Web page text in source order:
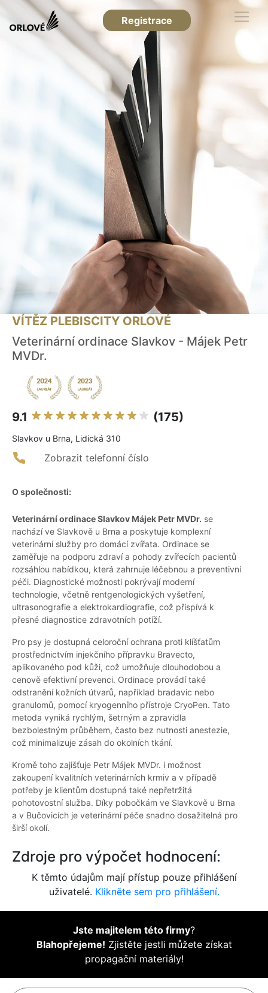
Registrace
VÍTĚZ PLEBISCITY ORLOVÉ
Veterinární ordinace Slavkov - Májek Petr
MVDr.
9.1 (175)
Slavkov u Brna, Lidická 310
Zobrazit telefonní číslo
O společnosti:
Veterinární ordinace Slavkov Májek Petr MVDr. se
nachází ve Slavkově u Brna a poskytuje komplexní
veterinární služby pro domácí zvířata. Ordinace se
zaměřuje na podporu zdraví a pohody zvířecích pacientů
rozsáhlou nabídkou, která zahrnuje léčebnou a preventivní
péči. Diagnostické možnosti pokrývají moderní
technologie, včetně rentgenologických vyšetření,
ultrasonografie a elektrokardiografie, což přispívá k
přesné diagnostice zdravotních potíží.
Pro psy je dostupná celoroční ochrana proti klíšťatům
prostřednictvím injekčního přípravku Bravecto,
aplikovaného pod kůži, což umožňuje dlouhodobou a
cenově efektivní prevenci. Ordinace provádí také
odstranění kožních útvarů, například bradavic nebo
granulomů, pomocí kryogenního přístroje CryoPen. Tato
metoda vyniká rychlým, šetrným a zpravidla
bezbolestným průběhem, často bez nutnosti anestezie,
což minimalizuje zásah do okolních tkání.
Kromě toho zajišťuje Petr Májek MVDr. i možnost
zakoupení kvalitních veterinárních krmiv a v případě
potřeby je klientům dostupná také nepřetržitá
pohotovostní služba. Díky pobočkám ve Slavkově u Brna
a v Bučovicích je veterinární péče snadno dosažitelná pro
širší okolí.
Zdroje pro výpočet hodnocení:
K těmto údajům mají přístup pouze přihlášení
uživatelé. Klikněte sem pro přihlášení.
Jste majitelem této firmy?
Blahopřejeme! Zjistěte jestli můžete získat
propagační materiály!